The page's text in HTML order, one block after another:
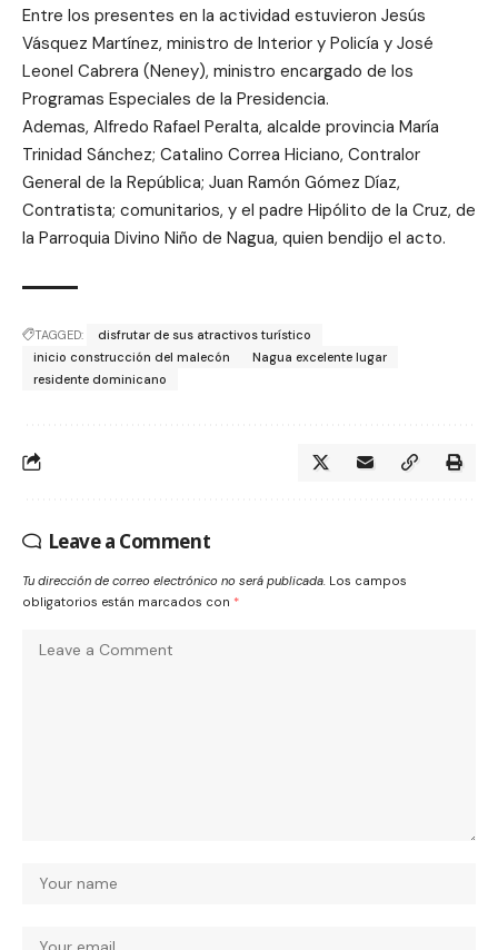
Entre los presentes en la actividad estuvieron Jesús
Vásquez Martínez, ministro de Interior y Policía y José
Leonel Cabrera (Neney), ministro encargado de los
Programas Especiales de la Presidencia.
Ademas, Alfredo Rafael Peralta, alcalde provincia María
Trinidad Sánchez; Catalino Correa Hiciano, Contralor
General de la República; Juan Ramón Gómez Díaz,
Contratista; comunitarios, y el padre Hipólito de la Cruz, de
la Parroquia Divino Niño de Nagua, quien bendijo el acto.
TAGGED:
disfrutar de sus atractivos turístico
inicio construcción del malecón
Nagua excelente lugar
residente dominicano
Leave a Comment
Tu dirección de correo electrónico no será publicada. Los campos
obligatorios están marcados con *